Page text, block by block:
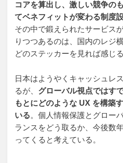
コアを算出し、激しい競争の
てベネフィットが変わる制度
その中で鍛えられたサービス
りつつあるのは、国内のレジ
どのステッカーを見れば感じ
日本はようやくキャッシュレ
るが、 グローバル視点ではす
もとにどのような UX を構築
いる。個人情報保護とグロー
ランスをどう取るか、今後数
ってくると考えている。